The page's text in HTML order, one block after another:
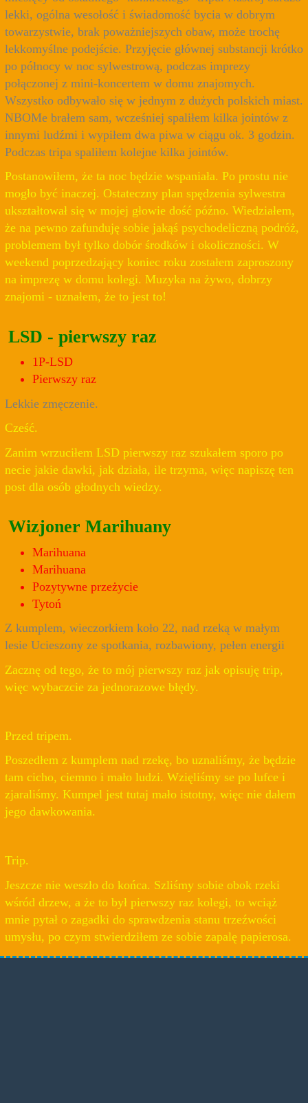
lekki, ogólna wesołość i świadomość bycia w dobrym
towarzystwie, brak poważniejszych obaw, może trochę
lekkomyślne podejście. Przyjęcie głównej substancji krótko
po północy w noc sylwestrową, podczas imprezy
połączonej z mini-koncertem w domu znajomych.
Wszystko odbywało się w jednym z dużych polskich miast.
NBOMe brałem sam, wcześniej spaliłem kilka jointów z
innymi ludźmi i wypiłem dwa piwa w ciągu ok. 3 godzin.
Podczas tripa spaliłem kolejne kilka jointów.
Postanowiłem, że ta noc będzie wspaniała. Po prostu nie
mogło być inaczej. Ostateczny plan spędzenia sylwestra
ukształtował się w mojej głowie dość późno. Wiedziałem,
że na pewno zafunduję sobie jakąś psychodeliczną podróż,
problemem był tylko dobór środków i okoliczności. W
weekend poprzedzający koniec roku zostałem zaproszony
na imprezę w domu kolegi. Muzyka na żywo, dobrzy
znajomi - uznałem, że to jest to!
LSD - pierwszy raz
1P-LSD
Pierwszy raz
Lekkie zmęczenie.
Cześć.
Zanim wrzuciłem LSD pierwszy raz szukałem sporo po
necie jakie dawki, jak działa, ile trzyma, więc napiszę ten
post dla osób głodnych wiedzy.
Wizjoner Marihuany
Marihuana
Marihuana
Pozytywne przeżycie
Tytoń
Z kumplem, wieczorkiem koło 22, nad rzeką w małym
lesie Ucieszony ze spotkania, rozbawiony, pełen energii
Zacznę od tego, że to mój pierwszy raz jak opisuję trip,
więc wybaczcie za jednorazowe błędy.
Przed tripem.
Poszedłem z kumplem nad rzekę, bo uznaliśmy, że będzie
tam cicho, ciemno i mało ludzi. Wzięliśmy se po lufce i
zjaraliśmy. Kumpel jest tutaj mało istotny, więc nie dałem
jego dawkowania.
Trip.
Jeszcze nie weszło do końca. Szliśmy sobie obok rzeki
wśród drzew, a że to był pierwszy raz kolegi, to wciąż
mnie pytał o zagadki do sprawdzenia stanu trzeźwości
umysłu, po czym stwierdziłem ze sobie zapalę papierosa.